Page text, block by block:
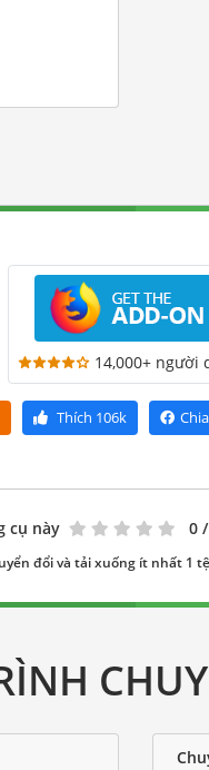
14,000+ người
Thích 106k
cụ này 0
đổi và tải xuống ít nhất 1